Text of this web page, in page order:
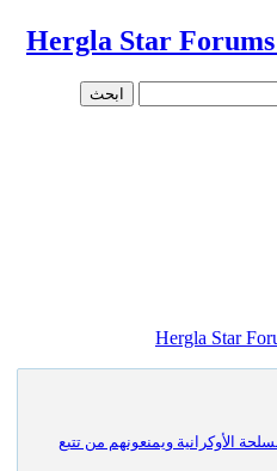
الأوكرانية ويمنعونهم من تتبع